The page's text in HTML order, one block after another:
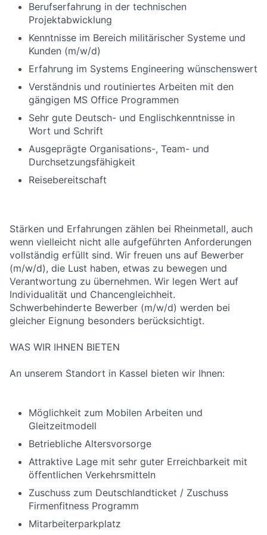
Berufserfahrung in der technischen
Projektabwicklung
Kenntnisse im Bereich militärischer Systeme und
Kunden (m/w/d)
Erfahrung im Systems Engineering wünschenswert
Verständnis und routiniertes Arbeiten mit den
gängigen MS Office Programmen
Sehr gute Deutsch- und Englischkenntnisse in
Wort und Schrift
Ausgeprägte Organisations-, Team- und
Durchsetzungsfähigkeit
Reisebereitschaft
Stärken und Erfahrungen zählen bei Rheinmetall, auch
wenn vielleicht nicht alle aufgeführten Anforderungen
vollständig erfüllt sind. Wir freuen uns auf Bewerber
(m/w/d), die Lust haben, etwas zu bewegen und
Verantwortung zu übernehmen. Wir legen Wert auf
Individualität und Chancengleichheit.
Schwerbehinderte Bewerber (m/w/d) werden bei
gleicher Eignung besonders berücksichtigt.
WAS WIR IHNEN BIETEN
An unserem Standort in Kassel bieten wir Ihnen:
Möglichkeit zum Mobilen Arbeiten und
Gleitzeitmodell
Betriebliche Altersvorsorge
Attraktive Lage mit sehr guter Erreichbarkeit mit
öffentlichen Verkehrsmitteln
Zuschuss zum Deutschlandticket / Zuschuss
Firmenfitness Programm
Mitarbeiterparkplatz